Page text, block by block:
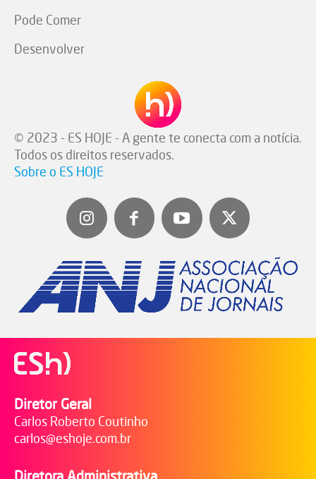
Pode Comer
Desenvolver
© 2023 - ES HOJE - A gente te conecta com a notícia.
Todos os direitos reservados.
Sobre o ES HOJE
Diretor Geral
Carlos Roberto Coutinho
carlos@eshoje.com.br